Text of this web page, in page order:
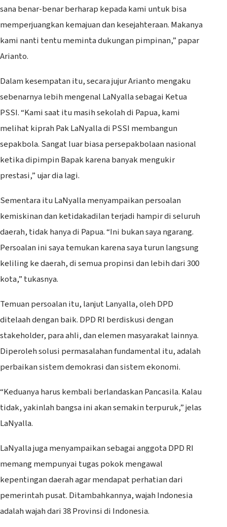
sana benar-benar berharap kepada kami untuk bisa
memperjuangkan kemajuan dan kesejahteraan. Makanya
kami nanti tentu meminta dukungan pimpinan,” papar
Arianto.
Dalam kesempatan itu, secara jujur Arianto mengaku
sebenarnya lebih mengenal LaNyalla sebagai Ketua
PSSI. “Kami saat itu masih sekolah di Papua, kami
melihat kiprah Pak LaNyalla di PSSI membangun
sepakbola. Sangat luar biasa persepakbolaan nasional
ketika dipimpin Bapak karena banyak mengukir
prestasi,” ujar dia lagi.
Sementara itu LaNyalla menyampaikan persoalan
kemiskinan dan ketidakadilan terjadi hampir di seluruh
daerah, tidak hanya di Papua. “Ini bukan saya ngarang.
Persoalan ini saya temukan karena saya turun langsung
keliling ke daerah, di semua propinsi dan lebih dari 300
kota,” tukasnya.
Temuan persoalan itu, lanjut Lanyalla, oleh DPD
ditelaah dengan baik. DPD RI berdiskusi dengan
stakeholder, para ahli, dan elemen masyarakat lainnya.
Diperoleh solusi permasalahan fundamental itu, adalah
perbaikan sistem demokrasi dan sistem ekonomi.
“Keduanya harus kembali berlandaskan Pancasila. Kalau
tidak, yakinlah bangsa ini akan semakin terpuruk,” jelas
LaNyalla.
LaNyalla juga menyampaikan sebagai anggota DPD RI
memang mempunyai tugas pokok mengawal
kepentingan daerah agar mendapat perhatian dari
pemerintah pusat. Ditambahkannya, wajah Indonesia
adalah wajah dari 38 Provinsi di Indonesia.